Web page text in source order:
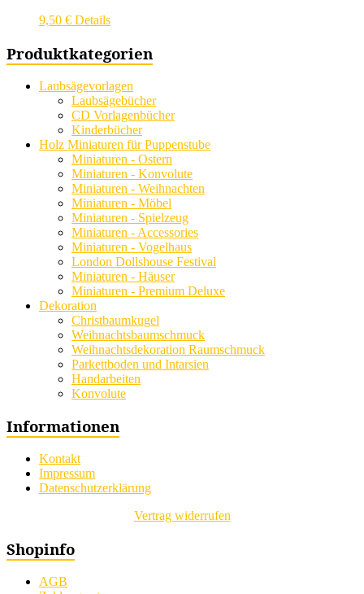
9,50 € Details
Produktkategorien
Laubsägevorlagen
Laubsägebücher
CD Vorlagenbücher
Kinderbücher
Holz Miniaturen für Puppenstube
Miniaturen - Ostern
Miniaturen - Konvolute
Miniaturen - Weihnachten
Miniaturen - Möbel
Miniaturen - Spielzeug
Miniaturen - Accessories
Miniaturen - Vogelhaus
London Dollshouse Festival
Miniaturen - Häuser
Miniaturen - Premium Deluxe
Dekoration
Christbaumkugel
Weihnachtsbaumschmuck
Weihnachtsdekoration Raumschmuck
Parkettboden und Intarsien
Handarbeiten
Konvolute
Informationen
Kontakt
Impressum
Datenschutzerklärung
Vertrag widerrufen
Shopinfo
AGB